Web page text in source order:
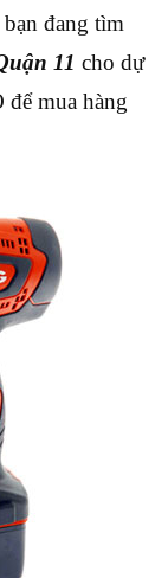
đang tìm
11 cho dự
mua hàng